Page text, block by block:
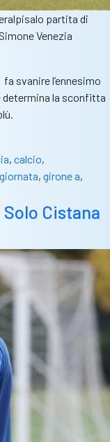
partita di
Venezia
svanire l’ennesimo
determina la sconfitta
, calcio,
giornata, girone a,
Solo Cistana